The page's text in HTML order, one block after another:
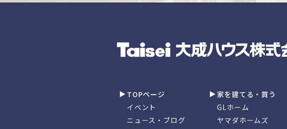
TOPページ
イベント
ニュース・ブログ
家を建てる・買う
GLホーム
ヤマダホームズ